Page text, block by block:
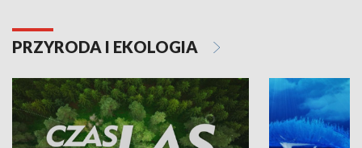
PRZYRODA I EKOLOGIA